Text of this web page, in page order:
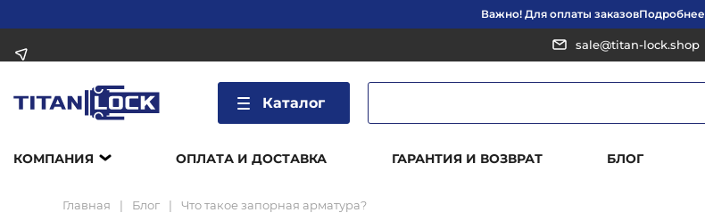
Важно! Для оплаты заказовПодробнее
sale@titan-lock.shop
Каталог
КОМПАНИЯ ОПЛАТА И ДОСТАВКА ГАРАНТИЯ И ВОЗВРАТ БЛОГ
Главная Блог Что такое запорная арматура?